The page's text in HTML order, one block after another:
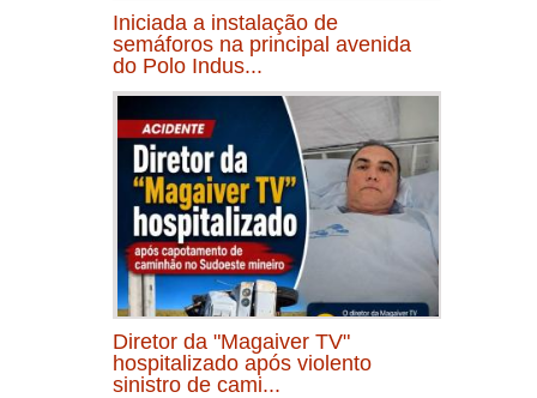
Iniciada a instalação de
semáforos na principal avenida
do Polo Indus...
Diretor da "Magaiver TV"
hospitalizado após violento
sinistro de cami...